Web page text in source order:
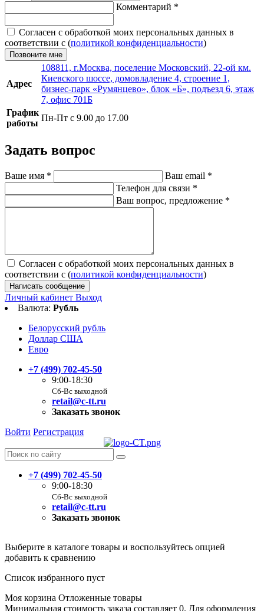
Комментарий *
Согласен с обработкой моих персональных данных в
соответствии с (политикой конфиденциальности)
Позвоните мне
Адрес
108811, г.Москва, поселение Московский, 22-ой км.
Киевского шоссе, домовладение 4, строение 1,
бизнес-парк «Румянцево», блок «Б», подъезд 6, этаж
7, офис 701Б
График
работы
Пн-Пт с 9.00 до 17.00
Задать вопрос
Ваше имя * Ваш email *
Телефон для связи *
Ваш вопрос, предложение *
Согласен с обработкой моих персональных данных в
соответствии с (политикой конфиденциальности)
Написать сообщение
Личный кабинет Выход
Валюта: Рубль
Белорусский рубль
Доллар США
Евро
+7 (499) 702-45-50
9:00-18:30
Сб-Вс выходной
retail@c-tt.ru
Заказать звонок
Войти Регистрация
+7 (499) 702-45-50
9:00-18:30
Сб-Вс выходной
retail@c-tt.ru
Заказать звонок
Выберите в каталоге товары и воспользуйтесь опцией
добавить к сравнению
Список избранного пуст
Моя корзина Отложенные товары
Минимальная стоимость заказа составляет 0. Для оформления